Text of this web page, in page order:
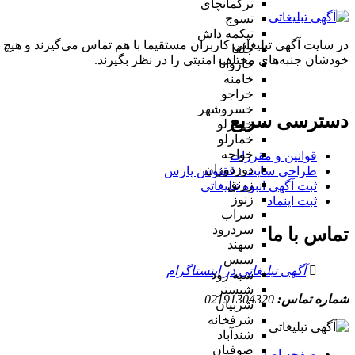
ترکمانچای
تسوج
تیکمه داش
جلفا
خاروانا
خامنه
خراجو
خسروشهر
خضرلو
خمارلو
خواجه
دوزدوزان
زرنق
زنوز
سراب
سردرود
سهند
سیس
سیه رود
شبستر
شربیان
شرفخانه
شندآباد
صوفیان
در سایت آگهی تبلیغاتی کاربران مستقیما با هم تماس می‌گیرند و
خودشان جنبه‌های مختلف امنیتی را در نظر بگیرند.
دسترسی سریع
قوانین و مقررات
طراحی سایت : ققنوس پارس
ثبت آگهی انبوه تبلیغاتی
ثبت اینماد
تماس با ما
آگهی تبلیغاتی در اینستاگرام
شماره تماس: 02191304320